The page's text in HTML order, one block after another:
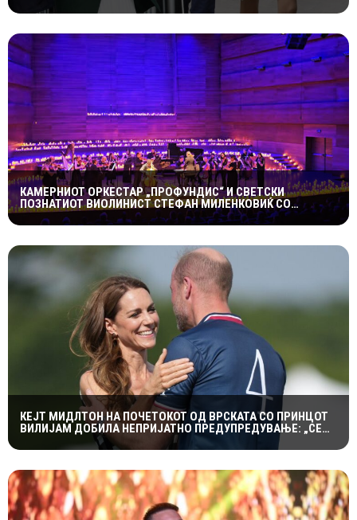
КРАЛСКОТО СЕМЕЈСТВО ГО ПРИВЛЕЧЕ ЦЕЛОТО ВНИМАНИЕ
КАМЕРНИОТ ОРКЕСТАР „ПРОФУНДИС“ И СВЕТСКИ
ПОЗНАТИОТ ВИОЛИНИСТ СТЕФАН МИЛЕНКОВИЌ СО
СПЕКТАКУЛАРЕН „CANDLELIGHT“ КОНЦЕРТ НА „ОХРИДСКО
ЛЕТО“
КЕЈТ МИДЛТОН НА ПОЧЕТОКОТ ОД ВРСКАТА СО ПРИНЦОТ
ВИЛИЈАМ ДОБИЛА НЕПРИЈАТНО ПРЕДУПРЕДУВАЊЕ: „СЕ
МАЖИШ ВО ПОГРЕШНО СЕМЕЈСТВО“